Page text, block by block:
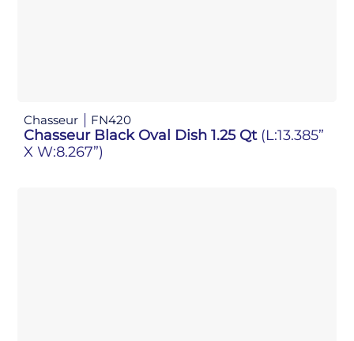
Chasseur FN420
Chasseur Black Oval Dish 1.25 Qt (L:13.385”
X W:8.267”)